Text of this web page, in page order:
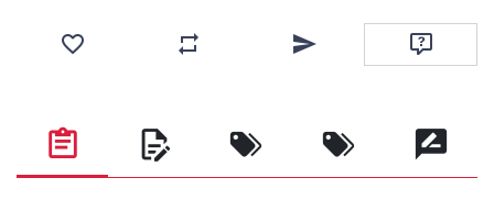
Karşılaştırma listesine ekleArkadaşına e-posta ile
Soru sor